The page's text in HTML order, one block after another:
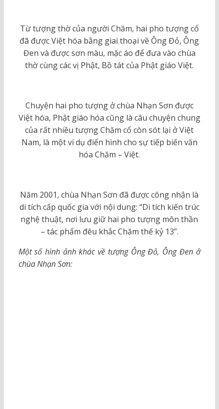
Từ tượng thờ của người Chăm, hai pho tượng cổ
đã được Việt hóa bằng giai thoại về Ông Đỏ, Ông
Đen và được sơn màu, mặc áo để đưa vào chùa
thờ cùng các vị Phật, Bồ tát của Phật giáo Việt.
Chuyện hai pho tượng ở chùa Nhạn Sơn được
Việt hóa, Phật giáo hóa cũng là câu chuyện chung
của rất nhiều tượng Chăm cổ còn sót lại ở Việt
Nam, là một ví dụ điển hình cho sự tiếp biến văn
hóa Chăm – Việt.
Năm 2001, chùa Nhạn Sơn đã được công nhận là
di tích cấp quốc gia với nội dung: “Di tích kiến trúc
nghệ thuật, nơi lưu giữ hai pho tượng môn thần
– tác phẩm đêu khắc Chăm thế kỷ 13”.
Một số hình ảnh khác về tượng Ông Đỏ, Ông Đen ở
chùa Nhạn Sơn: